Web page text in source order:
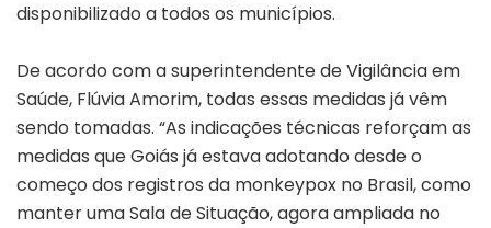
disponibilizado a todos os municípios.
De acordo com a superintendente de Vigilância em
Saúde, Flúvia Amorim, todas essas medidas já vêm
sendo tomadas. “As indicações técnicas reforçam as
medidas que Goiás já estava adotando desde o
começo dos registros da monkeypox no Brasil, como
manter uma Sala de Situação, agora ampliada no